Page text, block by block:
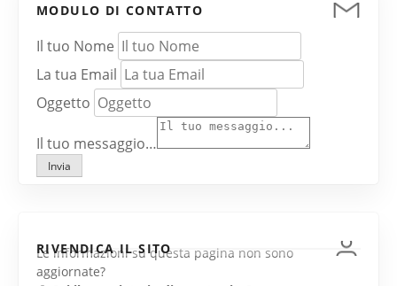
MODULO DI CONTATTO
Il tuo Nome
La tua Email
Oggetto
Il tuo messaggio…
Invia
RIVENDICA IL SITO
Le informazioni su questa pagina non sono
aggiornate?